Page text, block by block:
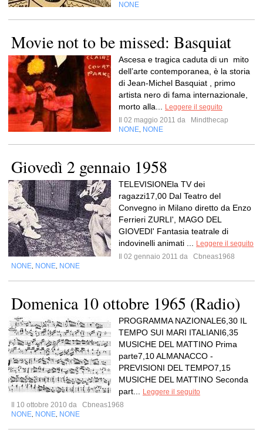
NONE
Movie not to be missed: Basquiat
Ascesa e tragica caduta di un mito
dell’arte contemporanea, è la storia
di Jean-Michel Basquiat , primo
artista nero di fama internazionale,
morto alla...
Leggere il seguito
Il 02 maggio 2011 da
Mindthecap
NONE NONE
Giovedì 2 gennaio 1958
TELEVISIONEla TV dei
ragazzi17,00 Dal Teatro del
Convegno in Milano diretto da Enzo
Ferrieri ZURLI', MAGO DEL
GIOVEDI' Fantasia teatrale di
indovinelli animati ...
Leggere il seguito
Il 02 gennaio 2011 da
Cbneas1968
NONE NONE NONE
Domenica 10 ottobre 1965 (Radio)
PROGRAMMA NAZIONALE6,30 IL
TEMPO SUI MARI ITALIANI6,35
MUSICHE DEL MATTINO Prima
parte7,10 ALMANACCO -
PREVISIONI DEL TEMPO7,15
MUSICHE DEL MATTINO Seconda
part...
Leggere il seguito
Il 10 ottobre 2010 da
Cbneas1968
NONE NONE NONE